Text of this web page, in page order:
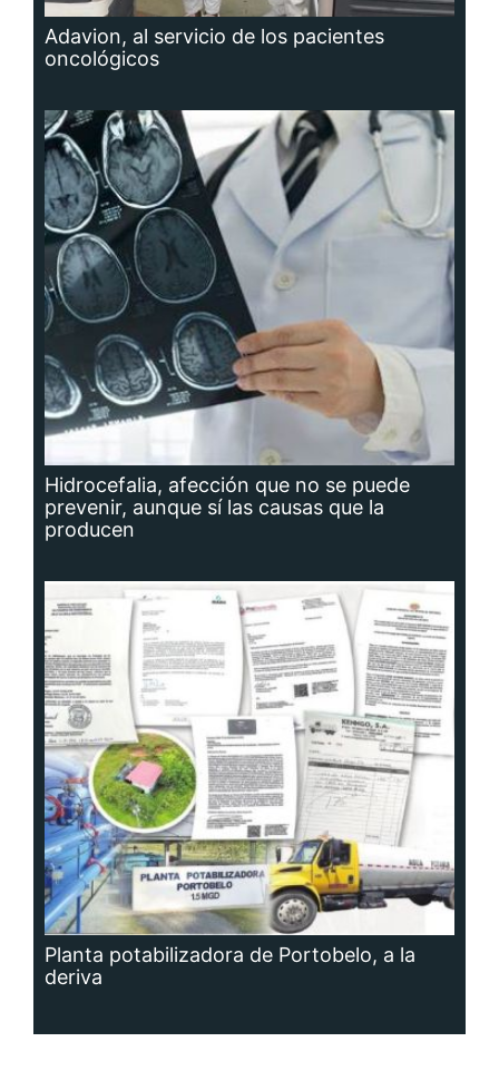
Adavion, al servicio de los pacientes
oncológicos
Hidrocefalia, afección que no se puede
prevenir, aunque sí las causas que la
producen
Planta potabilizadora de Portobelo, a la
deriva